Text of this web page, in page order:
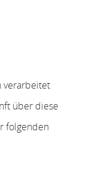
über diese
folgenden